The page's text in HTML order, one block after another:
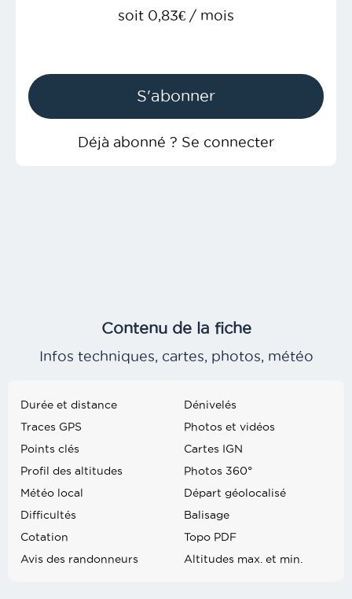
soit 0,83€ / mois
S'abonner
Déjà abonné ? Se connecter
Contenu de la fiche
Infos techniques, cartes, photos, météo
Durée et distance
Traces GPS
Points clés
Profil des altitudes
Météo local
Difficultés
Cotation
Avis des randonneurs
Dénivelés
Photos et vidéos
Cartes IGN
Photos 360°
Départ géolocalisé
Balisage
Topo PDF
Altitudes max. et min.